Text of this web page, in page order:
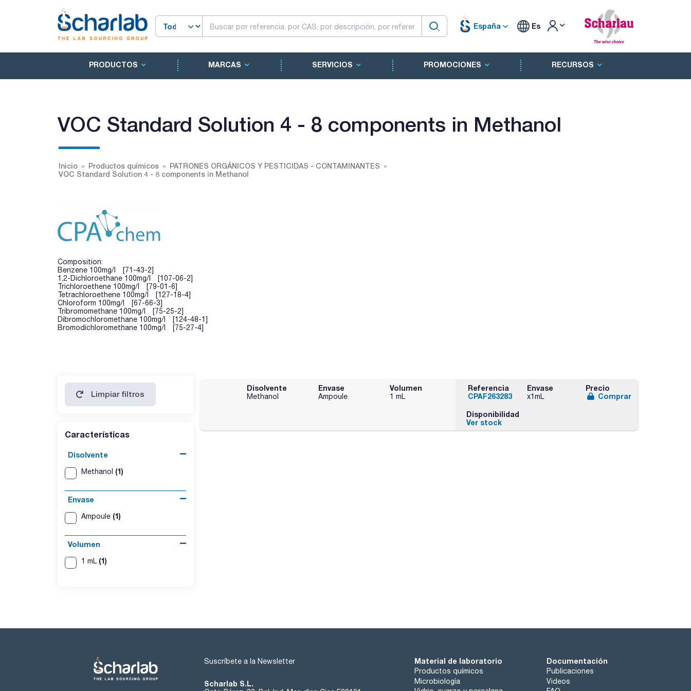
España Es
PRODUCTOS MARCAS SERVICIOS PROMOCIONES RECURSOS
VOC Standard Solution 4 - 8 components in Methanol
Inicio Productos químicos
PATRONES ORGÁNICOS Y PESTICIDAS - CONTAMINANTES
VOC Standard Solution 4 - 8 components in Methanol
Composition:
Benzene 100mg/l [71-43-2]
1,2-Dichloroethane 100mg/l [107-06-2]
Trichloroethene 100mg/l [79-01-6]
Tetrachloroethene 100mg/l [127-18-4]
Chloroform 100mg/l [67-66-3]
Tribromomethane 100mg/l [75-25-2]
Dibromochloromethane 100mg/l [124-48-1]
Bromodichloromethane 100mg/l [75-27-4]
Limpiar filtros
Características
Disolvente
Methanol (1)
Envase
Ampoule (1)
Volumen
1 mL (1)
Disolvente
Methanol
Envase
Ampoule
Volumen
1 mL
Referencia
CPAF263283
Envase
x1mL
Precio
Comprar
Disponibilidad
Ver stock
Suscríbete a la Newsletter
Scharlab S.L.
Material de laboratorio
Productos químicos
Microbiología
Documentación
Publicaciones
Videos